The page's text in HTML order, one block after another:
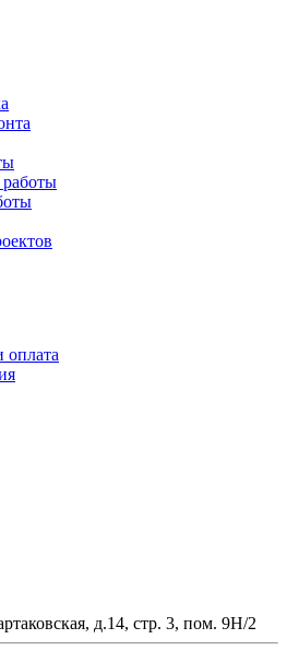
оплата
д.14, стр. 3, пом. 9Н/2